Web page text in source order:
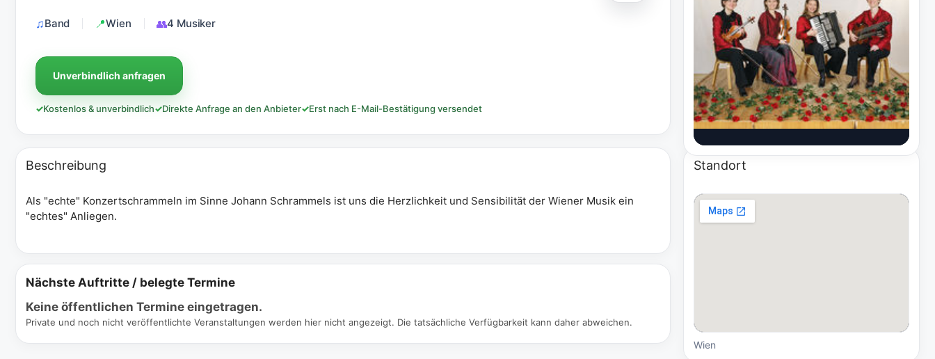
Band Wien 4 Musiker
Unverbindlich anfragen
✓Kostenlos & unverbindlich✓Direkte Anfrage an den Anbieter✓Erst nach E-Mail-Bestätigung versendet
Beschreibung
Als "echte" Konzertschrammeln im Sinne Johann Schrammels ist uns die Herzlichkeit und Sensibilität der Wiener Musik ein
"echtes" Anliegen.
Nächste Auftritte / belegte Termine
Keine öffentlichen Termine eingetragen.
Private und noch nicht veröffentlichte Veranstaltungen werden hier nicht angezeigt. Die tatsächliche Verfügbarkeit kann daher abweichen.
Standort
Wien